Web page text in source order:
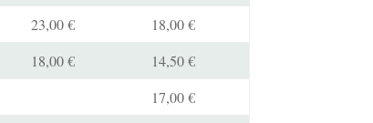
23,00 € 18,00 €
18,00 € 14,50 €
17,00 €